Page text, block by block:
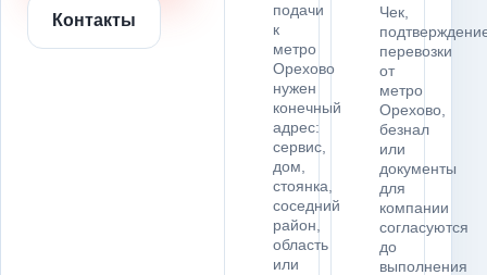
Контакты
подачи
к
метро
Орехово
нужен
конечный
адрес:
сервис,
дом,
стоянка,
соседний
район,
область
или
Чек,
перевозки
от
метро
Орехово,
безнал
или
документы
для
компании
согласуются
до
выполнения